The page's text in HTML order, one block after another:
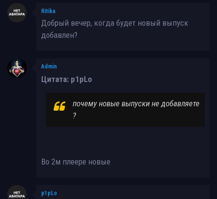
Ritika
Добрый вечер, когда будет новый выпуск
добавлен?
Admin
Цитата: p1pLo
почему новые выпуски не добавляете
?
Во 2м плеере новые
p1pLo